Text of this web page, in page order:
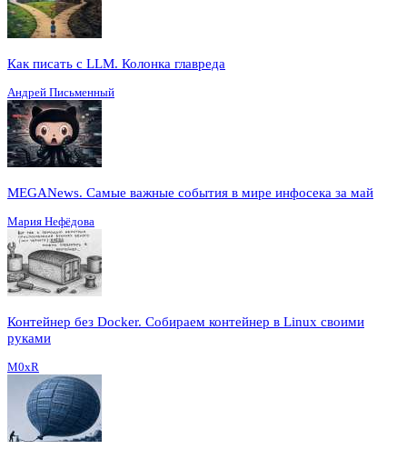
Как писать с LLM. Колонка главреда
Андрей Письменный
MEGANews. Cамые важные события в мире инфосека за май
Мария Нефёдова
Контейнер без Docker. Собираем контейнер в Linux своими
руками
M0xR